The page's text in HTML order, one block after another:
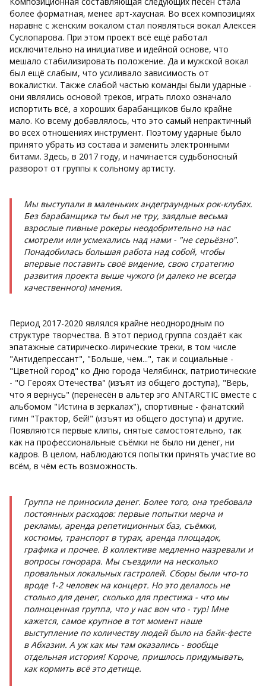
более форматная, менее арт-хаусная. Во всех композициях
наравне с женским вокалом стал появляться вокал Алексея
Суслопарова. При этом проект всё ещё работал
исключительно на инициативе и идейной основе, что
мешало стабилизировать положение. Да и мужской вокал
был ещё слабым, что усиливало зависимость от
вокалистки. Также слабой частью команды были ударные -
они являлись основой треков, играть плохо означало
испортить всё, а хороших барабанщиков было крайне
мало. Ко всему добавлялось, что это самый непрактичный
во всех отношениях инструмент. Поэтому ударные было
принято убрать из состава и заменить электронными
битами. Здесь, в 2017 году, и начинается судьбоносный
разворот от группы к сольному артисту.
Мы выступали в маленьких андеграундных рок-клубах.
Без барабанщика ты был не тру, заядлые весьма
взрослые пивные рокеры неодобрительно на нас
смотрели или усмехались над нами - "не серьёзно".
Понадобилась большая работа над собой, чтобы
впервые поставить своё видение, свою стратегию
развития проекта выше чужого (и далеко не всегда
качественного) мнения.
Период 2017-2020 являлся крайне неоднородным по
структуре творчества. В этот период группа создаёт как
эпатажные сатирическо-лирические треки, в том числе
"Антидепрессант", "Больше, чем...", так и социальные -
"Цветной город" ко Дню города Челябинск, патриотические
- "О Героях Отечества" (изъят из общего доступа), "Верь,
что я вернусь" (перенесён в альтер эго ANTARCTIC вместе с
альбомом "Истина в зеркалах"), спортивные - фанатский
гимн "Трактор, бей!" (изъят из общего доступа) и другие.
Появляются первые клипы, снятые самостоятельно, так
как на профессиональные съёмки не было ни денег, ни
кадров. В целом, наблюдаются попытки принять участие во
всём, в чём есть возможность.
Группа не приносила денег. Более того, она требовала
постоянных расходов: первые попытки мерча и
рекламы, аренда репетиционных баз, съёмки,
костюмы, транспорт в турах, аренда площадок,
графика и прочее. В коллективе медленно назревали и
вопросы гонорара. Мы съездили на несколько
провальных локальных гастролей. Сборы были что-то
вроде 1-2 человек на концерт. Но это делалось не
столько для денег, сколько для престижа - что мы
полноценная группа, что у нас вон что - тур! Мне
кажется, самое крупное в тот момент наше
выступление по количеству людей было на байк-фесте
в Абхазии. А уж как мы там оказались - вообще
отдельная история! Короче, пришлось придумывать,
как кормить всё это детище.